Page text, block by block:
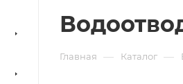
Главная — Каталог —